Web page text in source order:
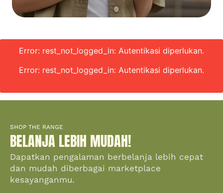
Error: rest_not_logged_in: Autentikasi diperlukan.
Error: rest_not_logged_in: Autentikasi diperlukan.
SHOP THE RANGE
BELANJA LEBIH MUDAH!
Dapatkan pengalaman berbelanja lebih cepat
dan mudah diberbagai marketplace
kesayanganmu.